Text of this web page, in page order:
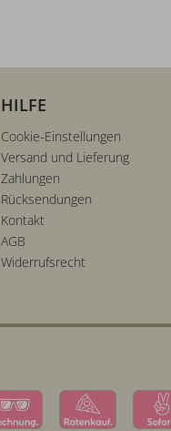
HILFE
Cookie-Einstellungen
Versand und Lieferung
Zahlungen
Rücksendungen
Kontakt
AGB
Widerrufsrecht